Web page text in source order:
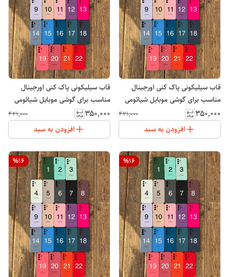
قاب سیلیکونی پاک کنی اورجینال
مناسب برای گوشی موبایل شیائومی
Xiaomi Redmi 12C
۳۵۰٬۰۰۰ ۴۲۱٬۰۰۰
افزودن به سبد
قاب سیلیکونی پاک کنی اورجینال
مناسب برای گوشی موبایل شیائومی
پوکو Xiaomi POCO C55
۳۵۰٬۰۰۰ ۴۲۱٬۰۰۰
افزودن به سبد
%16
%16